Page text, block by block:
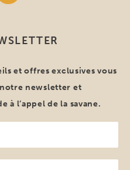
et offres exclusives vous
newsletter et
à l’appel de la savane.